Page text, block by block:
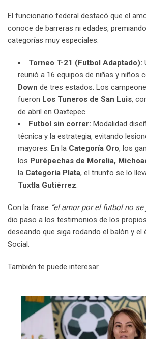
El funcionario federal destacó que el
conoce de barreras ni edades,
categorías muy especiales:
Torneo T-21 (Futbol Adaptado):
reunió a 16 equipos de niñas y niños
Down de tres estados. Los
fueron Los Tuneros de San Luis,
de abril en Oaxtepec.
Futbol sin correr: Modalidad
técnica y la estrategia, evitando
mayores. En la Categoría Oro, los
los Purépechas de Morelia,
la Categoría Plata, el triunfo se lo
Tuxtla Gutiérrez
Con la frase “el amor por el futbol no se
dio paso a los testimonios de los
deseando que siga rodando el balón y el
Social.
También te puede interesar